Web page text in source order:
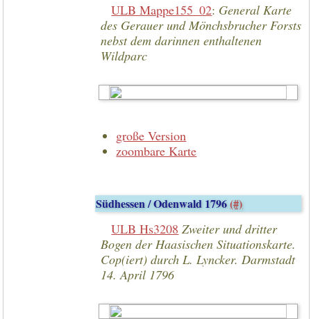
ULB Mappe155_02: General Karte
des Gerauer und Mönchsbrucher Forsts
nebst dem darinnen enthaltenen
Wildparc
große Version
zoombare Karte
Südhessen / Odenwald 1796(#)
ULB Hs3208 Zweiter und dritter
Bogen der Haasischen Situationskarte.
Cop(iert) durch L. Lyncker. Darmstadt
14. April 1796